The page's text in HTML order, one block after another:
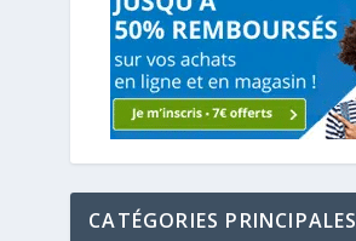
CATÉGORIES PRINCIPALES